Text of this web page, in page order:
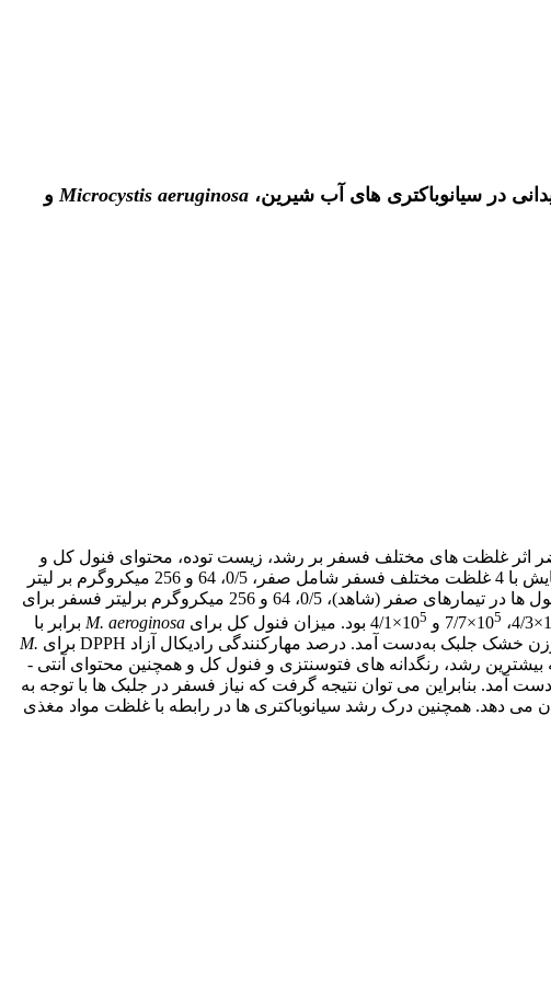
در سیانوباکتری های آب شیرین، Microcystis aeruginosaو
اثر غلظت­ های مختلف فسفر بر رشد، زیست­ توده، محتوای فنول کل و
مورد بررسی قرار گرفتند. آزمایش با 4 غلظت مختلف فسفر شامل صفر، 0/5، 64 و 256 میکروگرم بر لیتر
×4/3، 10 5 ×7/7 و 10 5 ×4/1 بود. میزان فنول کل برای M. aeroginosa برابر با
M.
نشان داد که بیشترین رشد، رنگدانه­ های فتوسنتزی و فنول کل و همچنین محتوای آنتی
به‌دست آمد. بنابراین می ­توان نتیجه گرفت که نیاز فسفر در جلبک­ ها با توجه به
­دهد. همچنین درک رشد سیانوباکتری­ ها در رابطه با غلظت مواد مغذی